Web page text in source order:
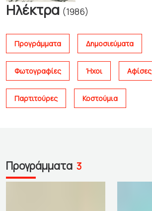
Ηλέκτρα (1986)
Προγράμματα Δημοσιεύματα
Φωτογραφίες Ήχοι Αφίσες
Παρτιτούρες Κοστούμια
Προγράμματα 3